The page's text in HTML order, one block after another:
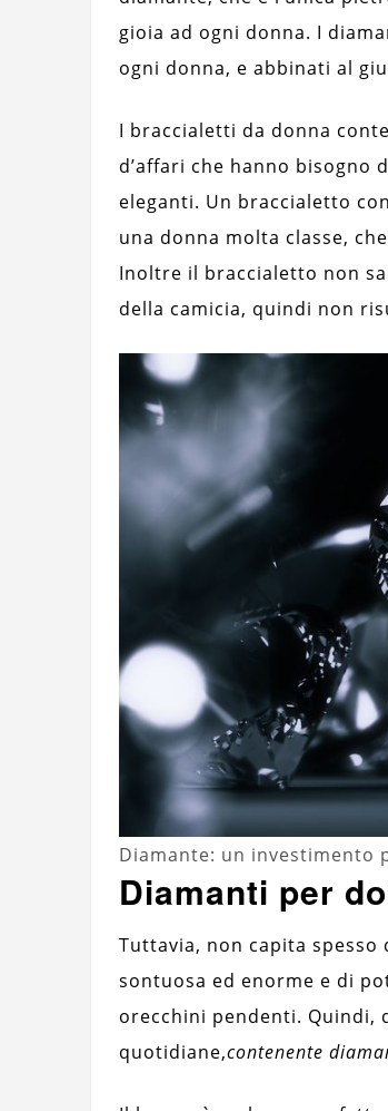
gioia ad ogni donna. I
ogni donna, e abbinati al
I braccialetti da donna
d’affari che hanno bisogno
eleganti. Un braccialetto
una donna molta classe,
Inoltre il braccialetto non
della camicia, quindi non
Diamante: un investimento
Diamanti per
Tuttavia, non capita
sontuosa ed enorme e di
orecchini pendenti.
quotidiane,contenente